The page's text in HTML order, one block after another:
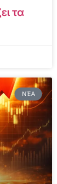
τα
ΝΈΑ